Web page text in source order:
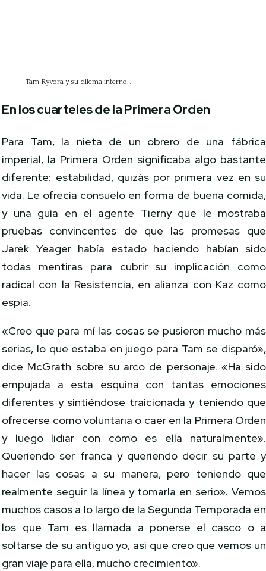
Tam Ryvora y su dilema interno…
En los cuarteles de la Primera Orden
Para Tam, la nieta de un obrero de una fábrica
imperial, la Primera Orden significaba algo bastante
diferente: estabilidad, quizás por primera vez en su
vida. Le ofrecía consuelo en forma de buena comida,
y una guía en el agente Tierny que le mostraba
pruebas convincentes de que las promesas que
Jarek Yeager había estado haciendo habían sido
todas mentiras para cubrir su implicación como
radical con la Resistencia, en alianza con Kaz como
espía.
«Creo que para mí las cosas se pusieron mucho más
serias, lo que estaba en juego para Tam se disparó»,
dice McGrath sobre su arco de personaje. «Ha sido
empujada a esta esquina con tantas emociones
diferentes y sintiéndose traicionada y teniendo que
ofrecerse como voluntaria o caer en la Primera Orden
y luego lidiar con cómo es ella naturalmente».
Queriendo ser franca y queriendo decir su parte y
hacer las cosas a su manera, pero teniendo que
realmente seguir la línea y tomarla en serio». Vemos
muchos casos a lo largo de la Segunda Temporada en
los que Tam es llamada a ponerse el casco o a
soltarse de su antiguo yo, así que creo que vemos un
gran viaje para ella, mucho crecimiento».